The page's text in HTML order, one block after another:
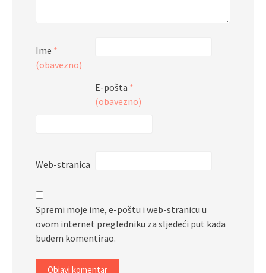
Ime *
(obavezno)
E-pošta *
(obavezno)
Web-stranica
Spremi moje ime, e-poštu i web-stranicu u
ovom internet pregledniku za sljedeći put kada
budem komentirao.